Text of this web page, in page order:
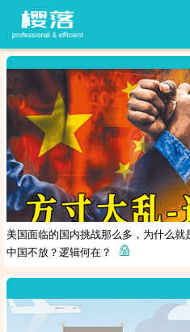
美国面临的国内挑战那么多，为什么
中国不放？逻辑何在？